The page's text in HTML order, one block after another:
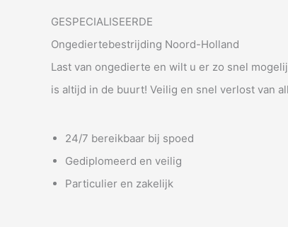
GESPECIALISEERDE
Ongediertebestrijding Noord-Holland
Last van ongedierte en wilt u er zo snel
is altijd in de buurt! Veilig en snel verlost van
24/7 bereikbaar bij spoed
Gediplomeerd en veilig
Particulier en zakelijk